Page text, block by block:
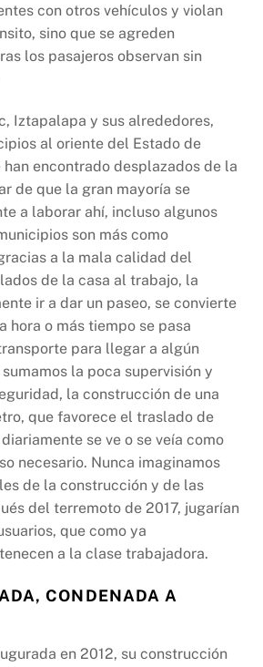
con otros vehículos y violan
sino que se agreden
los pasajeros observan sin
Iztapalapa y sus alrededores,
al oriente del Estado de
han encontrado desplazados de la
de que la gran mayoría se
a laborar ahí, incluso algunos
son más como
a la mala calidad del
de la casa al trabajo, la
ir a dar un paseo, se convierte
hora o más tiempo se pasa
para llegar a algún
la poca supervisión y
la construcción de una
que favorece el traslado de
se ve o se veía como
necesario. Nunca imaginamos
de la construcción y de las
del terremoto de 2017, jugarían
que como ya
a la clase trabajadora.
CONDENADA A
en 2012, su construcción